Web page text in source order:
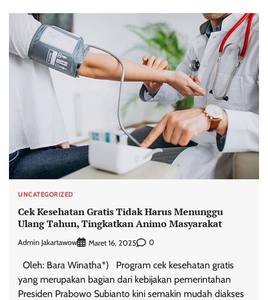
UNCATEGORIZED
Cek Kesehatan Gratis Tidak Harus Menunggu
Ulang Tahun, Tingkatkan Animo Masyarakat
Admin Jakartawow Maret 16, 2025 0
Oleh: Bara Winatha*) Program cek kesehatan gratis
yang merupakan bagian dari kebijakan pemerintahan
Presiden Prabowo Subianto kini semakin mudah diakses